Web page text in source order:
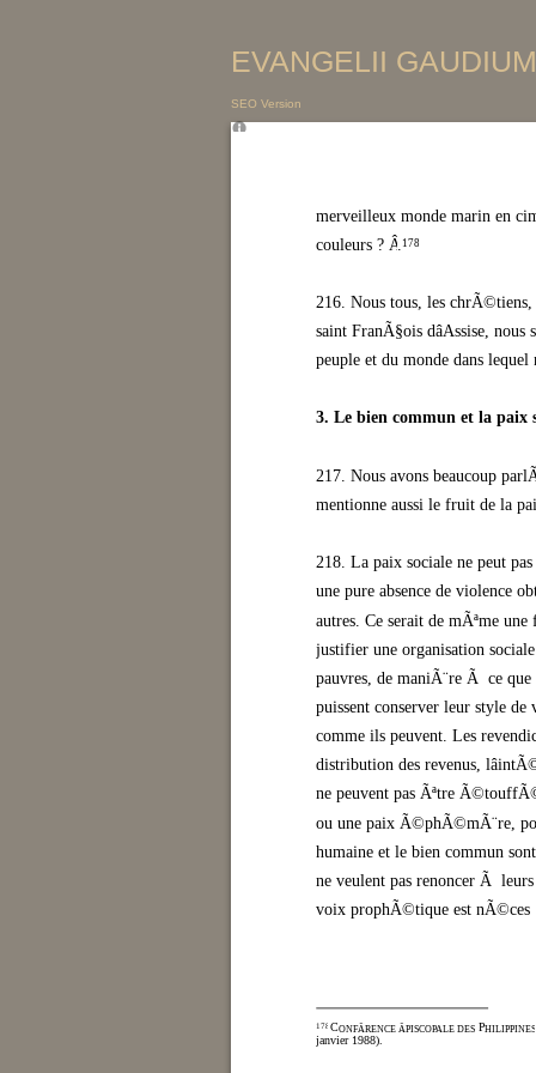
EVANGELII
merveilleux monde marin en
couleurs ? Â»
. 178
216. Nous tous, les chrÃ©tiens,
saint FranÃ§ois dâAssise,
peuple et du monde dans lequel
3. Le bien commun et la paix
217. Nous avons beaucoup
mentionne aussi le fruit de la
218. La paix sociale ne peut
une pure absence de violence
autres. Ce serait de mÃªme une
justifier une organisation
pauvres, de maniÃ¨re Ã ce
puissent conserver leur style de
comme ils peuvent. Les
distribution des revenus,
ne peuvent pas Ãªtre
ou une paix Ã©phÃ©mÃ¨re,
humaine et le bien commun
ne veulent pas renoncer Ã
voix prophÃ©tique est
178 CONFÃRENCE ÃPISCOPALE DES PHILIPPINES
janvier 1988).
SEO Version